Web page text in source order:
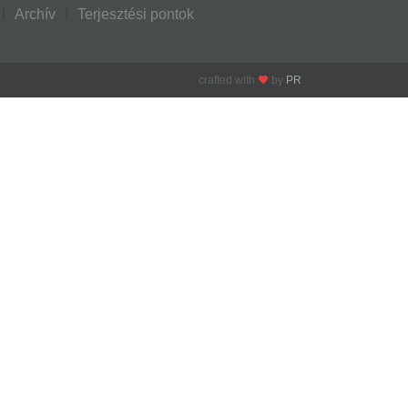
Archív Terjesztési pontok
crafted with by PR